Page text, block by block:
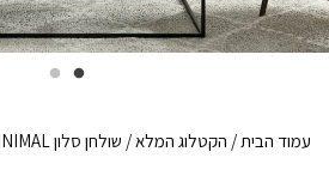
עמוד הבית/ הקטלוג המלא/ שולחן סלון MINIMAL (עומק 60 ס"מ)